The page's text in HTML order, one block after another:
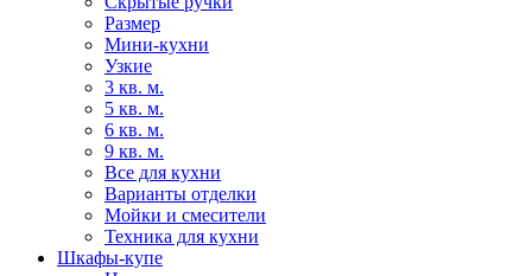
Размер
Мини-кухни
Узкие
3 кв. м.
5 кв. м.
6 кв. м.
9 кв. м.
Все для кухни
Варианты отделки
Мойки и смесители
Техника для кухни
Шкафы-купе